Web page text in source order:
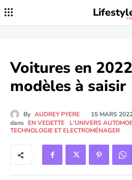
Voitures en
modèles à saisir
By AUDREY PYERE
15 MARS
dans EN VEDETTE L'UNIVERS
TECHNOLOGIE ET ELECTROMÉNAGER